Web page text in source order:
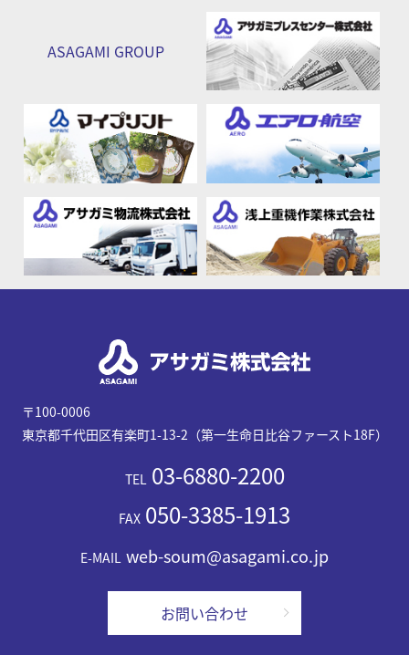
ASAGAMI GROUP
〒100-0006
東京都千代田区有楽町1-13-2（第一生命日比谷ファースト18F）
TEL 03-6880-2200
FAX 050-3385-1913
E-MAIL web-soum@asagami.co.jp
お問い合わせ